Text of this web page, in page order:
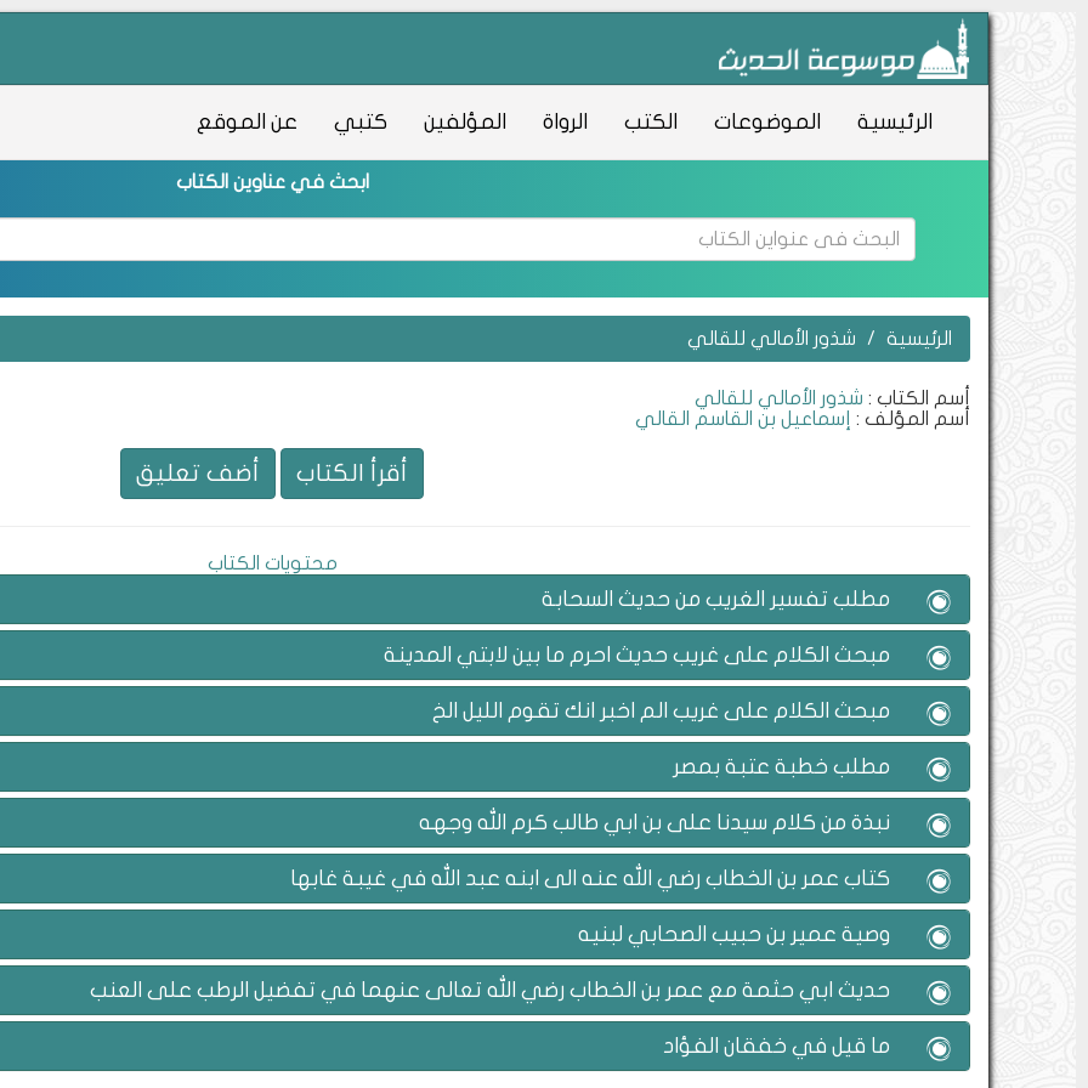
الرئيسية الموضوعات الكتب الرواة المؤلفين كتبي عن الموقع
ابحث في عناوين الكتاب
الرئيسية شذور الأمالي للقالي
أسم الكتاب : شذور الأمالي للقالي
أسم المؤلف :
إسماعيل بن القاسم القالي
أقرأ الكتاب أضف تعليق
محتويات الكتاب
مطلب تفسير الغريب من حديث السحابة
مبحث الكلام على غريب حديث احرم ما بين لابتي المدينة
مبحث الكلام على غريب الم اخبر انك تقوم الليل الخ
مطلب خطبة عتبة بمصر
نبذة من كلام سيدنا على بن ابي طالب كرم الله وجهه
كتاب عمر بن الخطاب رضي الله عنه الى ابنه عبد الله في غيبة غابها
وصية عمير بن حبيب الصحابي لبنيه
حديث ابي حثمة مع عمر بن الخطاب رضي الله تعالى عنهما في تفضيل الرطب على العنب
ما قيل في خفقان الفؤاد